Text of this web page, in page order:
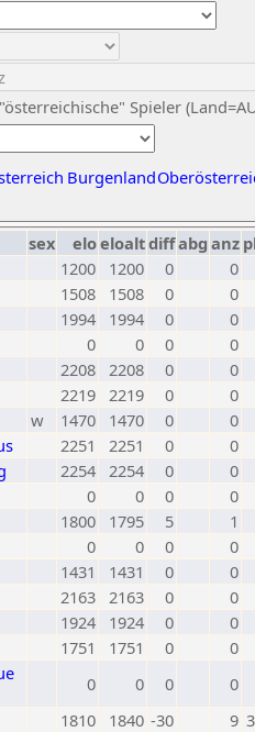
Spieler
Burgenland
sex eloeloaltdiffabg anz
1200 1200 0
0
1508 1508 0
0
1994 1994 0
0
0 0 0
0
2208 2208 0
0
2219 2219 0
0
w 1470 1470 0
0
2251 2251 0
0
2254 2254 0
0
0 0 0
0
1800 1795 5
1
0 0 0
0
1431 1431 0
0
2163 2163 0
0
1924 1924 0
0
1751 1751 0
0
0 0 0
0
1810 1840 -30 9